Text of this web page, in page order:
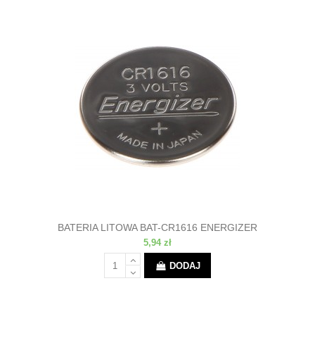
BATERIA LITOWA BAT-CR1616 ENERGIZER
5,94 zł
DODAJ